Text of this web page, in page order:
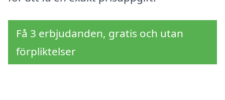
Få 3 erbjudanden, gratis och utan
förpliktelser